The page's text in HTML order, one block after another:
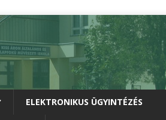
ELEKTRONIKUS ÜGYINTÉZÉS